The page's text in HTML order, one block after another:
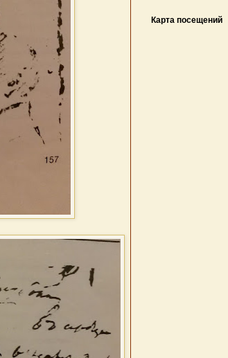
Карта посещений